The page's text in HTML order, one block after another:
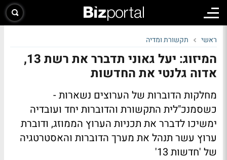
ראשי תקשורת ומדיה
המיזוג: יעל גאוני תדברר את רשת 13,
אדוה גלנטי את החדשות
מחלקות הדוברות של הערוצים נשארות -
כשסמנכ"לית התקשורת והדוברות יחד ועובדיה
ימשיכו לדברר את תכניות הערוץ הממוזג, ודוברת
ערוץ עשר תנהל את מערך הדוברות והאסטרטגיה
של 'חדשות 13'